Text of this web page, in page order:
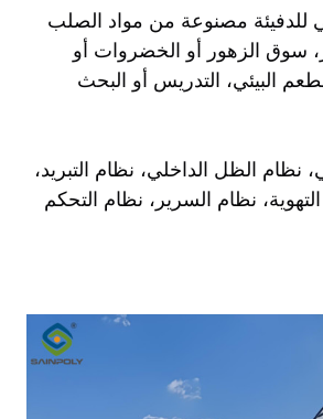
للدفيئة مصنوعة من مواد الصلب
سوق الزهور أو الخضروات أو
البيئي، التدريس أو البحث
نظام الظل الداخلي، نظام التبريد،
نظام السرير، نظام التحكم